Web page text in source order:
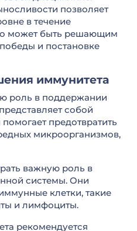
позволяет
в течение
может быть решающим
и постановке
иммунитета
роль в поддержании
собой
предотвратить
микроорганизмов,
важную роль в
системы. Они
клетки, такие
и лимфоциты.
рекомендуется